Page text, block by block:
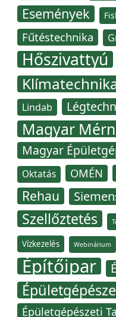
Események
Fűtéstechnika
Hőszivattyú
Lindab
Magyar
Magyar
Oktatás OMÉN
Rehau
Szellőztetés
Vízkezelés Webinárium
Építőipar
Épületgépészeti